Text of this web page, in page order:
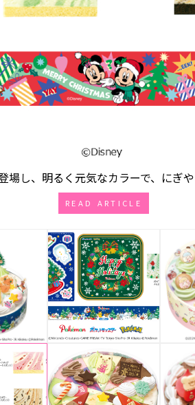
場し、明るく元気なカラーで、にぎ
READ ARTICLE